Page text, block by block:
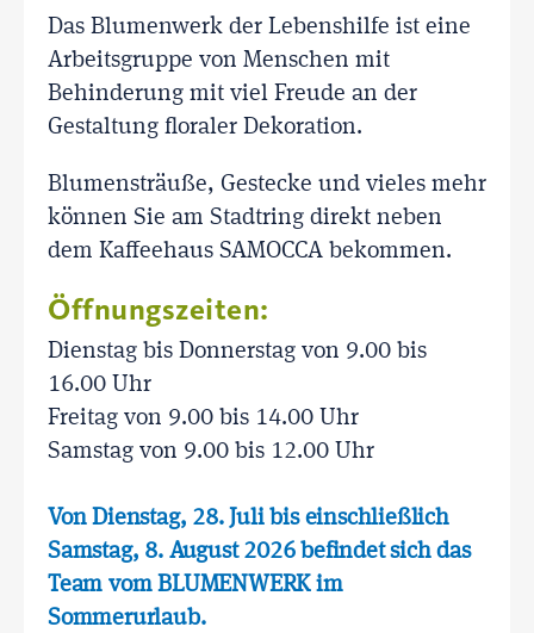
Das Blumenwerk der Lebenshilfe ist eine
Arbeitsgruppe von Menschen mit
Behinderung mit viel Freude an der
Gestaltung floraler Dekoration.
Blumensträuße, Gestecke und vieles mehr
können Sie am Stadtring direkt neben
dem Kaffeehaus SAMOCCA bekommen.
Öffnungszeiten:
Dienstag bis Donnerstag von 9.00 bis
16.00 Uhr
Freitag von 9.00 bis 14.00 Uhr
Samstag von 9.00 bis 12.00 Uhr
Von Dienstag, 28. Juli bis einschließlich
Samstag, 8. August 2026 befindet sich das
Team vom BLUMENWERK im
Sommerurlaub.